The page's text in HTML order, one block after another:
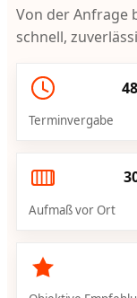
Von der Anfrage
schnell,
Terminvergabe
Aufmaß vor Ort